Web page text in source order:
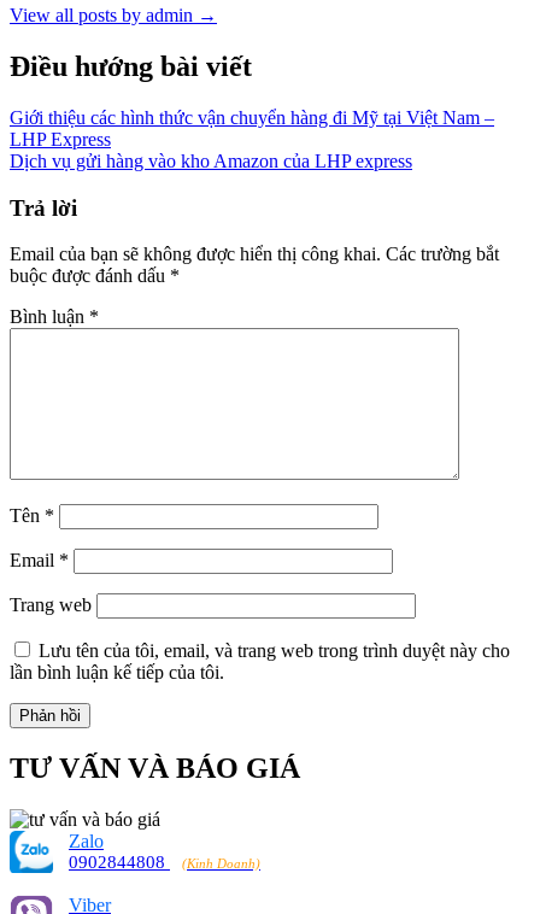
View all posts by admin →
Điều hướng bài viết
Giới thiệu các hình thức vận chuyển hàng đi Mỹ tại Việt Nam –
LHP Express
Dịch vụ gửi hàng vào kho Amazon của LHP express
Trả lời
Email của bạn sẽ không được hiển thị công khai. Các trường bắt
buộc được đánh dấu *
Bình luận *
Tên *
Email *
Trang web
Lưu tên của tôi, email, và trang web trong trình duyệt này cho
lần bình luận kế tiếp của tôi.
TƯ VẤN VÀ BÁO GIÁ
Zalo
0902844808 (Kinh Doanh)
Viber